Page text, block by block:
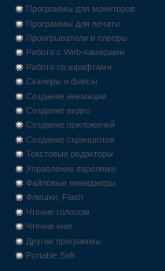
Программы для мониторов
Программы для печати
Проигрыватели и плееры
Работа с Web-камерами
Работа со шрифтами
Сканеры и факсы
Создание анимации
Создание видео
Создание приложений
Создание скриншотов
Текстовые редакторы
Управление паролями
Файловые менеджеры
Флешки, Flash
Чтение голосом
Чтение книг
Другие программы
Portable Soft